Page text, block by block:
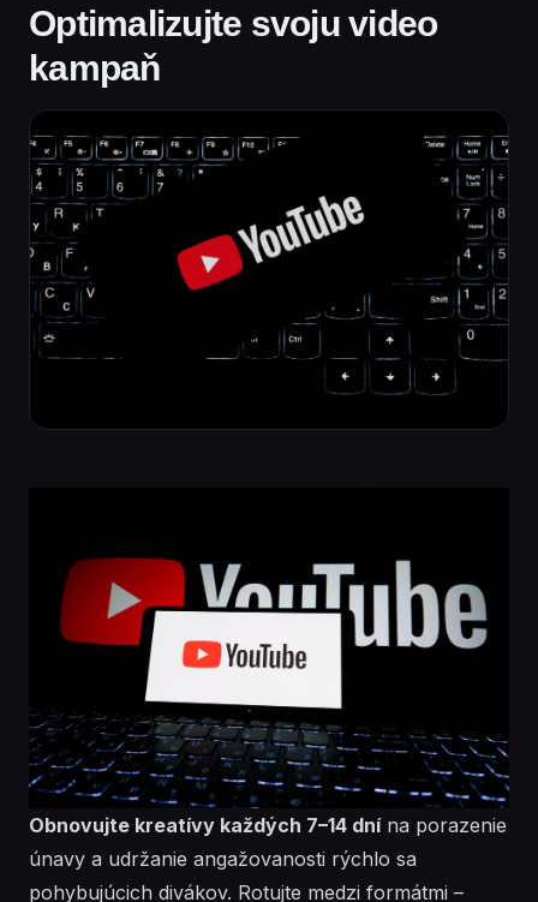
Optimalizujte svoju video
kampaň
Obnovujte kreatívy každých 7–14 dnína porazenie
únavy a udržanie angažovanosti rýchlo sa
pohybujúcich divákov. Rotujte medzi formátmi –